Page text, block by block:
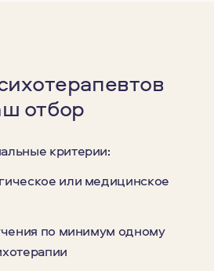
отбор
критерии:
или медицинское
по минимум одному